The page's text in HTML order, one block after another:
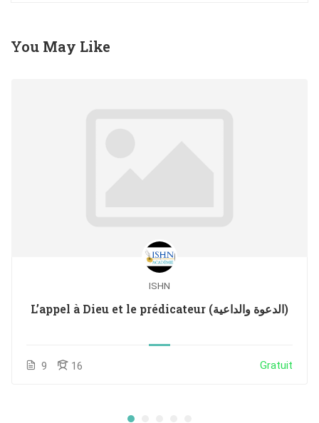
You May Like
ISHN
L’appel à Dieu et le prédicateur (الدعوة والداعية)
9 16 Gratuit